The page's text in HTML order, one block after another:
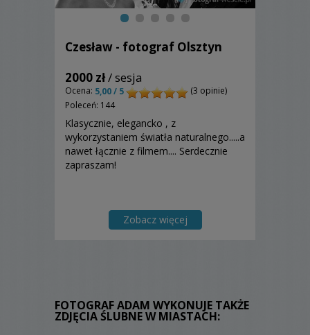
Czesław - fotograf Olsztyn
2000 zł/ sesja
Ocena: 5,00 / 5
(3 opinie)
Poleceń: 144
Klasycznie, elegancko , z
wykorzystaniem światła naturalnego.....a
nawet łącznie z filmem.... Serdecznie
zapraszam!
Zobacz więcej
FOTOGRAF ADAM WYKONUJE TAKŻE
ZDJĘCIA ŚLUBNE W MIASTACH: